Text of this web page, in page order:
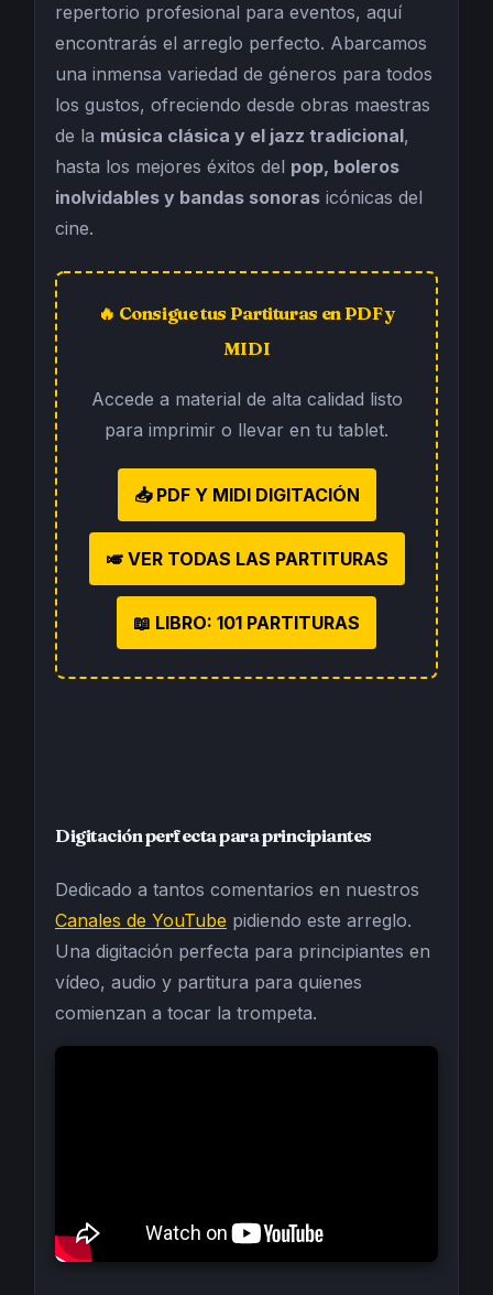
repertorio profesional para eventos, aquí
encontrarás el arreglo perfecto. Abarcamos
una inmensa variedad de géneros para todos
los gustos, ofreciendo desde obras maestras
de la música clásica y el jazz tradicional,
hasta los mejores éxitos del pop, boleros
inolvidables y bandas sonoras icónicas del
cine.
🔥 Consigue tus Partituras en PDF y
MIDI
Accede a material de alta calidad listo
para imprimir o llevar en tu tablet.
📥 PDF Y MIDI DIGITACIÓN
🎺 VER TODAS LAS PARTITURAS
📖 LIBRO: 101 PARTITURAS
Digitación perfecta para principiantes
Dedicado a tantos comentarios en nuestros
Canales de YouTube pidiendo este arreglo.
Una digitación perfecta para principiantes en
vídeo, audio y partitura para quienes
comienzan a tocar la trompeta.